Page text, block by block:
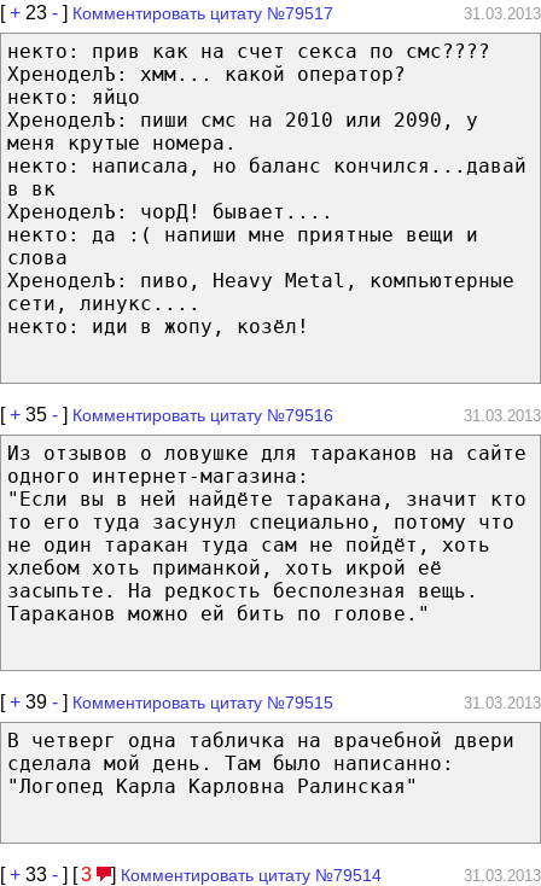
[+ 23 - ] Комментировать цитату №79517 31.03.2013
некто: прив как на счет секса по смс????
ХреноделЪ: хмм... какой оператор?
некто: яйцо
ХреноделЪ: пиши смс на 2010 или 2090, у
меня крутые номера.
некто: написала, но баланс кончился...давай
в вк
ХреноделЪ: чорД! бывает....
некто: да :( напиши мне приятные вещи и
слова
ХреноделЪ: пиво, Heavy Metal, компьютерные
сети, линукс....
некто: иди в жопу, козёл!
[+ 35 - ] Комментировать цитату №79516 31.03.2013
Из отзывов о ловушке для тараканов на сайте
одного интернет-магазина:
"Если вы в ней найдёте таракана, значит кто
то его туда засунул специально, потому что
не один таракан туда сам не пойдёт, хоть
хлебом хоть приманкой, хоть икрой её
засыпьте. На редкость бесполезная вещь.
Тараканов можно ей бить по голове."
[+ 39 - ] Комментировать цитату №79515 31.03.2013
В четверг одна табличка на врачебной двери
сделала мой день. Там было написанно:
"Логопед Карла Карловна Ралинская"
[+ 33 - ] [3 ] Комментировать цитату №79514 31.03.2013